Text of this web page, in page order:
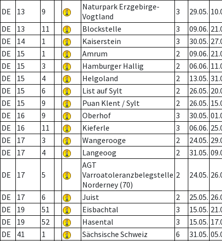
DE 13 9
Naturpark Erzgebirge-
Vogtland
3 29.05.
DE
13 11 Blockstelle 3 09.06.
DE
14 1 Kaiserstein 3 30.05.
DE
15 1 Amrum 2 09.06.
DE
15 3 Hamburger Hallig 2 06.06.
DE
15 4 Helgoland 2 13.05.
DE
15 6 List auf Sylt 2 26.05.
DE
15 9 Puan Klent / Sylt 2 26.05.
DE
16 9 Oberhof 3 30.05.
DE
16 11 Kieferle 3 06.06.
DE
17 3 Wangerooge 2 24.05.
DE
17 4 Langeoog 2 31.05.
DE 17 5
AGT
Varroatoleranzbelegstelle
Norderney (70)
2 24.05.
DE 17 6 Juist 2 25.05.
DE
19 51 Eisbachtal 3 15.05.
DE
19 52 Hasental 3 15.05.
DE
41 1 Sächsische Schweiz 6 31.05.